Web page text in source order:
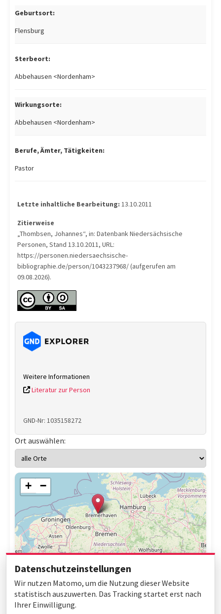
Geburtsort:
Flensburg
Sterbeort:
Abbehausen <Nordenham>
Wirkungsorte:
Abbehausen <Nordenham>
Berufe, Ämter, Tätigkeiten:
Pastor
Letzte inhaltliche Bearbeitung: 13.10.2011
Zitierweise
„Thombsen, Johannes“, in: Datenbank Niedersächsische
Personen, Stand 13.10.2011, URL:
https://personen.niedersaechsische-
bibliographie.de/person/1043237968/ (aufgerufen am
09.08.2026).
Weitere Informationen
Literatur zur Person
GND-Nr: 1035158272
Ort auswählen:
+ −
Datenschutzeinstellungen
Wir nutzen Matomo, um die Nutzung dieser Website
statistisch auszuwerten. Das Tracking startet erst nach
Ihrer Einwilligung.